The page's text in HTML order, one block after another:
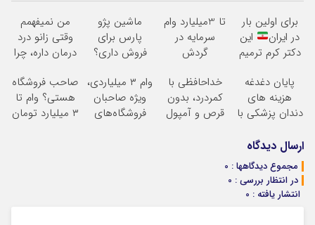
برای اولین بار
در ایران
این
دکتر کرم ترمیم
ساخت!
تا 3میلیارد وام
سرمایه در
گردش
فروشگاهت رو
ثبت کن
ماشین پژو
پارس برای
فروش داری؟
بفروشش
من نمیفهمم
وقتی زانو درد
درمان داره، چرا
تحمل میکنی؟
پایان دغدغه
هزینه های
دندان پزشکی با
خانگی
خداحافظی با
کمردرد، بدون
قرص و آمپول
وام ۳ میلیاردی،
ویژه صاحبان
فروشگاه‌های
صاحب فروشگاه
هستی؟ وام تا
۳ میلیارد تومان
ارسال دیدگاه
مجموع دیدگاهها : 0
در انتظار بررسی : 0
انتشار یافته : 0